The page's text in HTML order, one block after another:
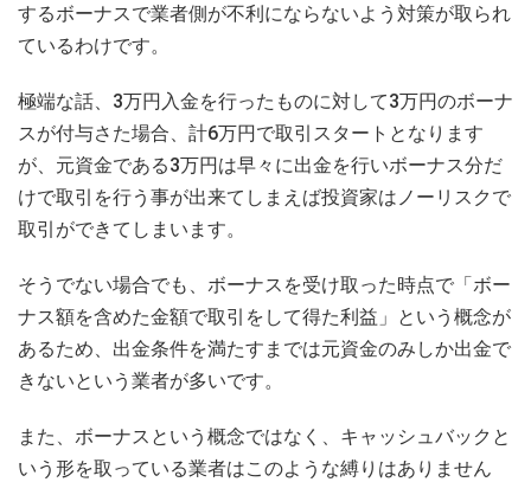
するボーナスで業者側が不利にならないよう対策が取られ
ているわけです。
極端な話、3万円入金を行ったものに対して3万円のボーナ
スが付与さた場合、計6万円で取引スタートとなります
が、元資金である3万円は早々に出金を行いボーナス分だ
けで取引を行う事が出来てしまえば投資家はノーリスクで
取引ができてしまいます。
そうでない場合でも、ボーナスを受け取った時点で「ボー
ナス額を含めた金額で取引をして得た利益」という概念が
あるため、出金条件を満たすまでは元資金のみしか出金で
きないという業者が多いです。
また、ボーナスという概念ではなく、キャッシュバックと
いう形を取っている業者はこのような縛りはありません